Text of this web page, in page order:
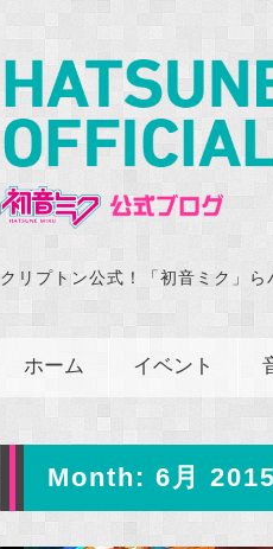
クリプトン公式！「初音ミク」
ホーム イベント
Month: 6月 2015